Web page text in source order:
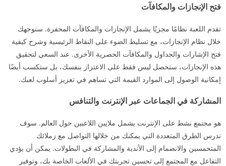
فتح الإنجازات والمكافآت
تقدم اللعبة نظامًا مجزيًا يشمل الإنجازات والمكافآت المحفزة. سنوجهك
خلال نظام الإنجازات، مع تسليط الضوء على النقاط الرئيسية وشرح كيفية
فتح الإشارات والجداول والمكافآت الحصرية الأخرى. عند السعي لتحقيق
هذه الإنجازات، ستحصل ليس فقط على الاعتزاز بنفسك، بل ستكسب أيضًا
إمكانية الوصول إلى الموارد القيمة التي تساهم في تعزيز أسلوب لعبك.
المشاركة في الجماعات عبر الإنترنت والتنافس
هو مجتمع نشط على الإنترنت يشمل ملايين اللاعبين حول العالم. سوف
ندرس الطرق المتعددة التي يمكنك من خلالها التواصل مع زملائك
المتحمسين والانضمام إلى الأندية والمشاركة في البطولات. يمكن أن يؤدي
التفاعل مع المجتمع إلى تحسين تجربتك في الألعاب الخاصة بك، وتوفير